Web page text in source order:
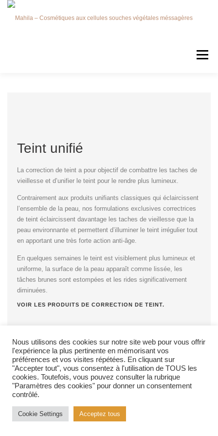
Menu
Teint unifié
La correction de teint a pour objectif de combattre les taches de
vieillesse et d’unifier le teint pour le rendre plus lumineux.
Contrairement aux produits unifiants classiques qui éclaircissent
l’ensemble de la peau, nos formulations exclusives correctrices
de teint éclaircissent davantage les taches de vieillesse que la
peau environnante et permettent d’illuminer le teint irrégulier tout
en apportant une très forte action anti-âge.
En quelques semaines le teint est visiblement plus lumineux et
uniforme, la surface de la peau apparaît comme lissée, les
tâches brunes sont estompées et les rides significativement
diminuées.
VOIR LES PRODUITS DE CORRECTION DE TEINT.
Nous utilisons des cookies sur notre site web pour vous offrir
l'expérience la plus pertinente en mémorisant vos
préférences et vos visites répétées. En cliquant sur
"Accepter tout", vous consentez à l'utilisation de TOUS les
cookies. Toutefois, vous pouvez consulter la rubrique
"Paramètres des cookies" pour donner un consentement
contrôlé.
Cookie Settings Acceptez tous